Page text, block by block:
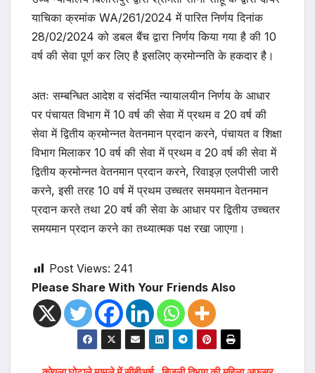
याचिका क्रमांक WA/261/2024 में पारित निर्णय दिनांक
28/02/2024 को डबल बैंच द्वारा निर्णय किया गया है की 10
वर्ष की सेवा पूर्ण कर लिए है इसलिए क्रमोन्नति के हकदार है।
अतः सम्बन्धित आदेश व संदर्भित न्यायालयीन निर्णय के आधार
पर पंचायत विभाग में 10 वर्ष की सेवा में प्रथम व 20 वर्ष की
सेवा में द्वितीय क्रमोन्नत वेतनमान प्रदान करने, पंचायत व शिक्षा
विभाग मिलाकर 10 वर्ष की सेवा में प्रथम व 20 वर्ष की सेवा में
द्वितीय क्रमोन्नत वेतनमान प्रदान करने, रिवाइज़ एलपीसी जारी
करने, इसी तरह 10 वर्ष में प्रथम उच्चतर समयमान वेतनमान
प्रदान करते तथा 20 वर्ष की सेवा के आधार पर द्वितीय उच्चतर
समयमान प्रदान करने का तथ्यात्मक पक्ष रखा जाएगा।
Post Views: 241
Please Share With Your Friends Also